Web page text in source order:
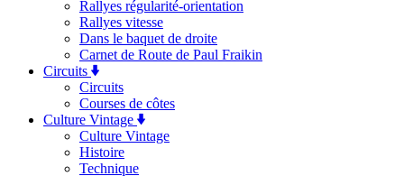
Rallyes régularité-orientation
Rallyes vitesse
Dans le baquet de droite
Carnet de Route de Paul Fraikin
Circuits
Circuits
Courses de côtes
Culture Vintage
Culture Vintage
Histoire
Technique